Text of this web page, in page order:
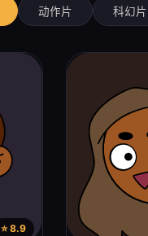
动作片 科幻片
⭐ 8.9